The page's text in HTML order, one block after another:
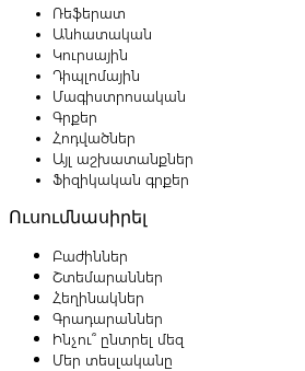
Ռեֆերատ
Անհատական
Կուրսային
Դիպլոմային
Մագիստրոսական
Գրքեր
Հոդվածներ
Այլ աշխատանքներ
Ֆիզիկական գրքեր
Ուսումնասիրել
Բաժիններ
Շտեմարաններ
Հեղինակներ
Գրադարաններ
Ինչու՞ ընտրել մեզ
Մեր տեսլականը